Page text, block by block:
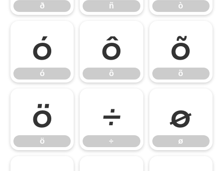
ð ñ ò
ó
ó
ô
ô
õ
õ
ö
ö
÷
÷
ø
ø